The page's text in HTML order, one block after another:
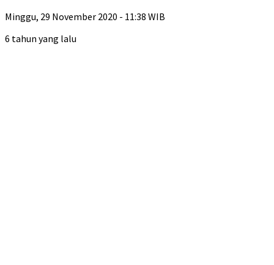
Minggu, 29 November 2020 - 11:38 WIB
6 tahun yang lalu